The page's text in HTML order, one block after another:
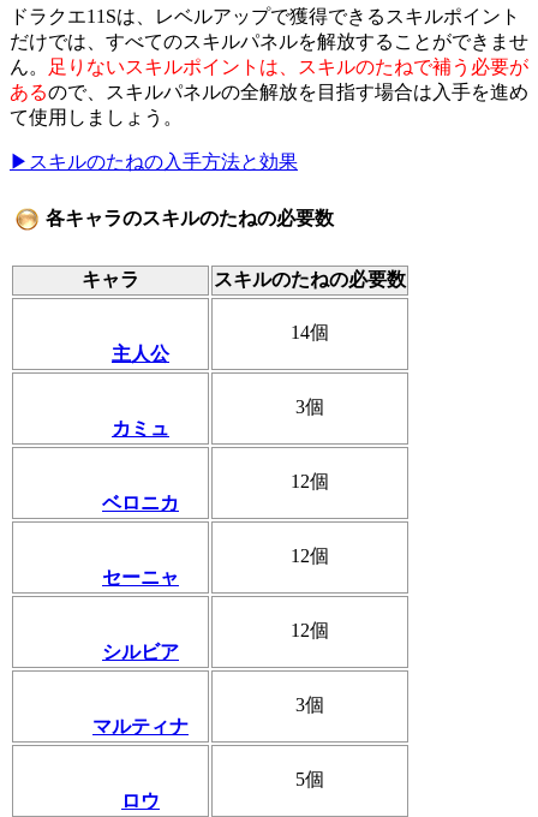
ドラクエ11Sは、レベルアップで獲得できるスキルポイント
だけでは、すべてのスキルパネルを解放することができませ
ん。
足りないスキルポイントは、スキルのたねで補う必要が
あるので、スキルパネルの全解放を目指す場合は入手を進め
て使用しましょう。
▶スキルのたねの入手方法と効果
各キャラのスキルのたねの必要数
キャラ スキルのたねの必要数
主人公
14個
カミュ
3個
ベロニカ
12個
セーニャ
12個
シルビア
12個
マルティナ
3個
ロウ
5個